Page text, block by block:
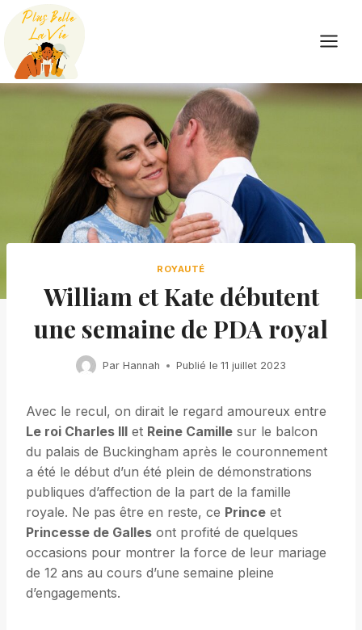
Skip
content
ROYAUTÉ
William et Kate débutent
une semaine de PDA royal
Par Hannah Publié le 11 juillet 2023
Avec le recul, on dirait le regard amoureux entre
Le roi Charles III et Reine Camille sur le balcon
du palais de Buckingham après le couronnement
a été le début d’un été plein de démonstrations
publiques d’affection de la part de la famille
royale. Ne pas être en reste, ce Prince et
Princesse de Galles ont profité de quelques
occasions pour montrer la force de leur mariage
de 12 ans au cours d’une semaine pleine
d’engagements.